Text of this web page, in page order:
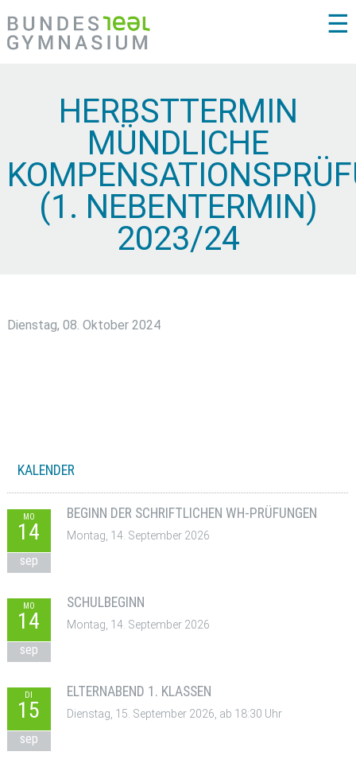
☰
HERBSTTERMIN
MÜNDLICHE
(1. NEBENTERMIN)
2023/24
Dienstag, 08. Oktober 2024
KALENDER
MO
14
sep
BEGINN DER SCHRIFTLICHEN WH-PRÜFUNGEN
Montag, 14. September 2026
MO
14
sep
SCHULBEGINN
Montag, 14. September 2026
DI
15
sep
ELTERNABEND 1. KLASSEN
Dienstag, 15. September 2026, ab 18:30 Uhr